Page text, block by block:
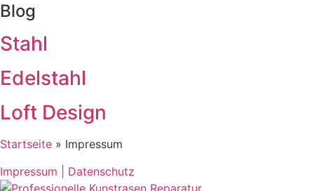
Blog
Stahl
Edelstahl
Loft Design
Startseite » Impressum
Impressum | Datenschutz